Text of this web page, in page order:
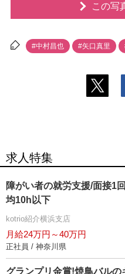
この写
#中村昌也 #矢口真里
求人特集
障がい者の就労支援/面接1
均10h以下
kotrio紹介横浜支店
月給24万円～40万円
正社員 / 神奈川県
グランプリ金賞!焼鳥バル